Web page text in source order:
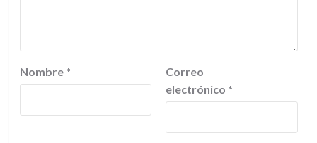
Nombre *
Correo
electrónico *